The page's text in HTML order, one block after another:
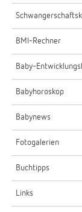
BMI-Rechner
Baby-
Babyhoroskop
Babynews
Fotogalerien
Buchtipps
Links